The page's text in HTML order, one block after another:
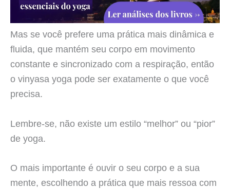
Mas se você prefere uma prática mais dinâmica e
fluida, que mantém seu corpo em movimento
constante e sincronizado com a respiração, então
o vinyasa yoga pode ser exatamente o que você
precisa.
Lembre-se, não existe um estilo “melhor” ou “pior”
de yoga.
O mais importante é ouvir o seu corpo e a sua
mente, escolhendo a prática que mais ressoa com